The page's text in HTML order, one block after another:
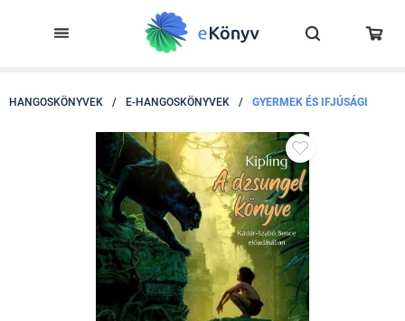
HANGOSKÖNYVEK / E-HANGOSKÖNYVEK / GYERMEK ÉS IFJÚSÁGI